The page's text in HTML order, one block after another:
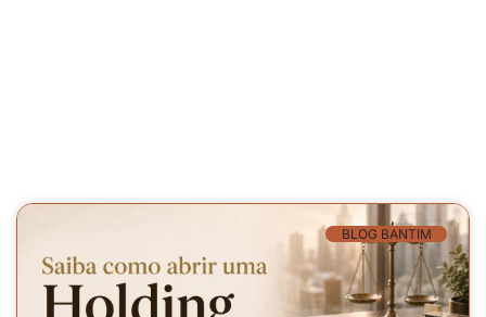
BLOG BANTIM